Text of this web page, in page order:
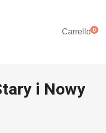
Carrello0
i Nowy